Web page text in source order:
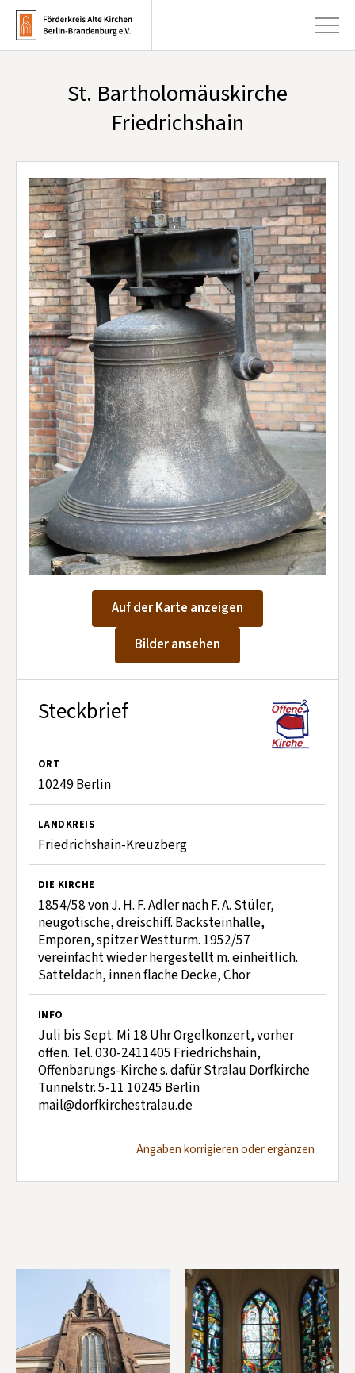
Infobrief abonnieren
Kontakt aufnehmen
Mitglied werden
Spenden
Publikationen +
Kunst & Kultur +
Förderung & Spenden +
Über uns +
St. Bartholomäuskirche
Friedrichshain
Auf der Karte anzeigen
Bilder ansehen
Steckbrief
ORT
10249 Berlin
LANDKREIS
Friedrichshain-Kreuzberg
DIE KIRCHE
1854/58 von J. H. F. Adler nach F. A. Stüler,
neugotische, dreischiff. Backsteinhalle,
Emporen, spitzer Westturm. 1952/57
vereinfacht wieder hergestellt m. einheitlich.
Satteldach, innen flache Decke, Chor
INFO
Juli bis Sept. Mi 18 Uhr Orgelkonzert, vorher
offen. Tel. 030-2411405 Friedrichshain,
Offenbarungs-Kirche s. dafür Stralau Dorfkirche
Tunnelstr. 5-11 10245 Berlin
mail@dorfkirchestralau.de
Angaben korrigieren oder ergänzen